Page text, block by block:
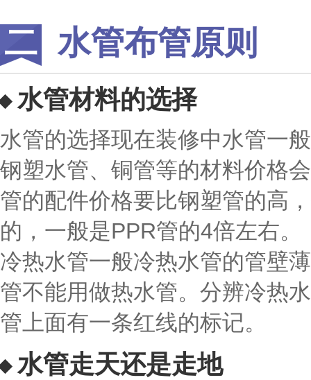
水管布管原则
水管材料的选择
水管的选择现在装修中水管一
钢塑水管、铜管等的材料价格
管的配件价格要比钢塑管的高
的，一般是PPR管的4倍左右。
冷热水管一般冷热水管的管壁
管不能用做热水管。分辨冷热
管上面有一条红线的标记。
水管走天还是走地